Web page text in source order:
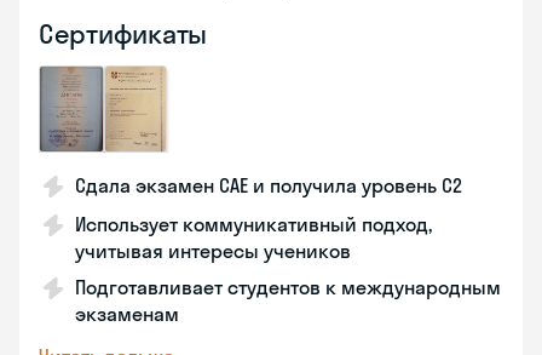
Сертификаты
Сдала экзамен CAE и получила уровень С2
Использует коммуникативный подход,
учитывая интересы учеников
Подготавливает студентов к международным
экзаменам